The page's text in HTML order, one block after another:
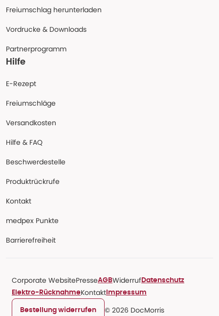
Freiumschlag herunterladen
Vordrucke & Downloads
Partnerprogramm
Hilfe
E-Rezept
Freiumschläge
Versandkosten
Hilfe & FAQ
Beschwerdestelle
Produktrückrufe
Kontakt
medpex Punkte
Barrierefreiheit
Corporate WebsitePresseAGBWiderruf Datenschutz
Elektro-RücknahmeKontakt Impressum
Bestellung widerrufen © 2026 DocMorris